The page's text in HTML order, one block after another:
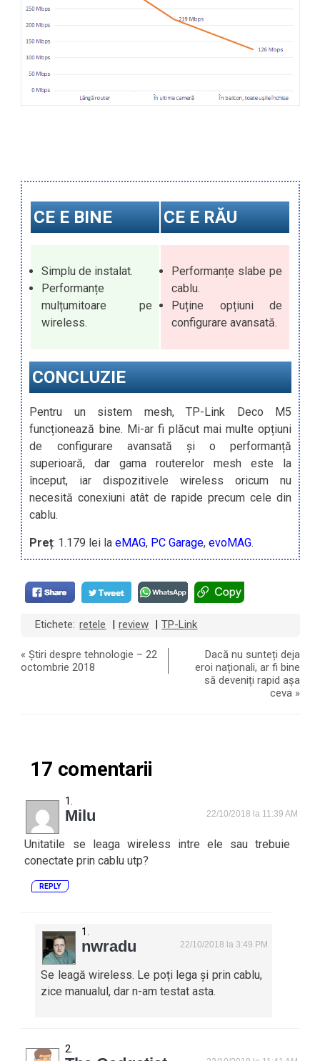
CE E BINE CE E RĂU
Simplu de instalat.
Performanțe
mulțumitoare pe
wireless.
Performanțe slabe pe
cablu.
Puține opțiuni de
configurare avansată.
CONCLUZIE
Pentru un sistem mesh, TP-Link Deco M5
funcționează bine. Mi-ar fi plăcut mai multe opțiuni
de configurare avansată și o performanță
superioară, dar gama routerelor mesh este la
început, iar dispozitivele wireless oricum nu
necesită conexiuni atât de rapide precum cele din
cablu.
Preț: 1.179 lei laeMAG, PC Garage,evoMAG.
Etichete: retele review TP-Link
«Știri despre tehnologie – 22
octombrie 2018
Dacă nu sunteți deja
eroi naționali, ar fi bine
să deveniți rapid așa
ceva »
17 comentarii
Milu 22/10/2018 la 11:39 AM
Unitatile se leaga wireless intre ele sau trebuie
conectate prin cablu utp?
REPLY
nwradu 22/10/2018 la 3:49 PM
Se leagă wireless. Le poți lega și prin cablu,
zice manualul, dar n-am testat asta.